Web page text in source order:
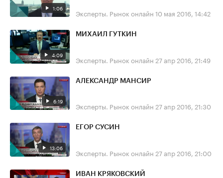
1:06 Эксперты. Рынок онлайн 10 мая 2016, 14:42
4:09
МИХАИЛ ГУТКИН
Эксперты. Рынок онлайн 27 апр 2016, 21:49
6:19
АЛЕКСАНДР МАНСИР
Эксперты. Рынок онлайн 27 апр 2016, 21:30
13:06
ЕГОР СУСИН
Эксперты. Рынок онлайн 27 апр 2016, 21:00
ИВАН КРЯКОВСКИЙ